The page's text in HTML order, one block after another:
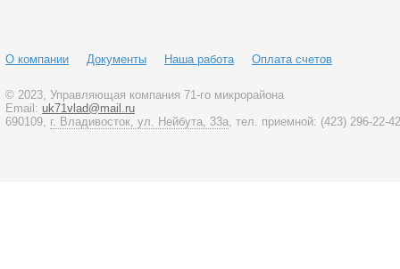
О компании Документы Наша работа Оплата счетов
© 2023 , Управляющая компания 71-го микрорайона
Email: uk71vlad@mail.ru
690109, г. Владивосток, ул. Нейбута, 33а , тел. приемной: (423) 296-22-